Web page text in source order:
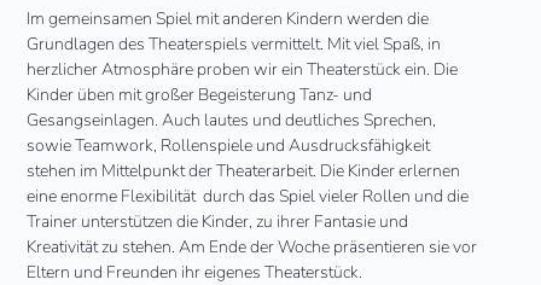
Im gemeinsamen Spiel mit anderen Kindern werden die
Grundlagen des Theaterspiels vermittelt. Mit viel Spaß, in
herzlicher Atmosphäre proben wir ein Theaterstück ein. Die
Kinder üben mit großer Begeisterung Tanz- und
Gesangseinlagen. Auch lautes und deutliches Sprechen,
sowie Teamwork, Rollenspiele und Ausdrucksfähigkeit
stehen im Mittelpunkt der Theaterarbeit. Die Kinder erlernen
eine enorme Flexibilität durch das Spiel vieler Rollen und die
Trainer unterstützen die Kinder, zu ihrer Fantasie und
Kreativität zu stehen. Am Ende der Woche präsentieren sie vor
Eltern und Freunden ihr eigenes Theaterstück.